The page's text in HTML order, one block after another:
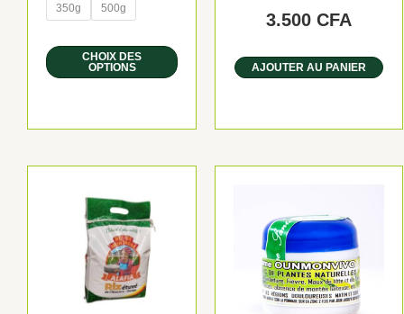
350g 500g
CHOIX DES
OPTIONS
3.500 CFA
AJOUTER AU PANIER